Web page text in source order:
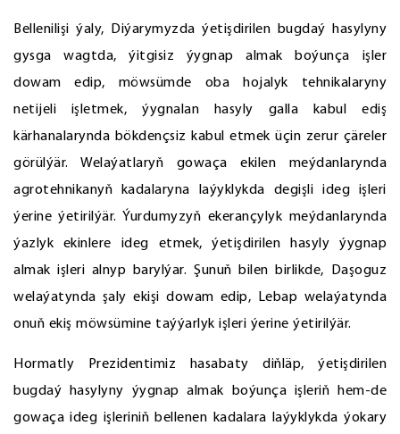
Bellenilişi ýaly, Diýarymyzda ýetişdirilen bugdaý hasylyny
gysga wagtda, ýitgisiz ýygnap almak boýunça işler
dowam edip, möwsümde oba hojalyk tehnikalaryny
netijeli işletmek, ýygnalan hasyly galla kabul ediş
kärhanalarynda bökdençsiz kabul etmek üçin zerur çäreler
görülýär. Welaýatlaryň gowaça ekilen meýdanlarynda
agrotehnikanyň kadalaryna laýyklykda degişli ideg işleri
ýerine ýetirilýär. Ýurdumyzyň ekerançylyk meýdanlarynda
ýazlyk ekinlere ideg etmek, ýetişdirilen hasyly ýygnap
almak işleri alnyp barylýar. Şunuň bilen birlikde, Daşoguz
welaýatynda şaly ekişi dowam edip, Lebap welaýatynda
onuň ekiş möwsümine taýýarlyk işleri ýerine ýetirilýär.
Hormatly Prezidentimiz hasabaty diňläp, ýetişdirilen
bugdaý hasylyny ýygnap almak boýunça işleriň hem-de
gowaça ideg işleriniň bellenen kadalara laýyklykda ýokary